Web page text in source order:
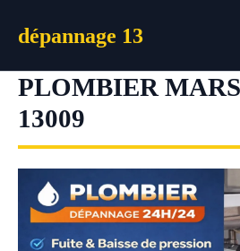
dépannage 13
PLOMBIER
13009